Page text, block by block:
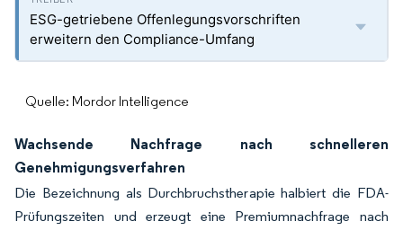
ESG-getriebene Offenlegungsvorschriften
erweitern den Compliance-Umfang
Quelle: Mordor Intelligence
Wachsende Nachfrage nach schnelleren
Genehmigungsverfahren
Die Bezeichnung als Durchbruchstherapie halbiert die FDA-
Prüfungszeiten und erzeugt eine Premiumnachfrage nach